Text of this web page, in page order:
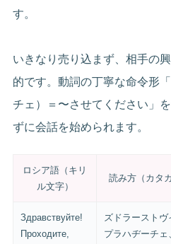
す。
いきなり売り込まず、相手の
的です。動詞の丁寧な命令形
チェ）＝〜させてください」
ずに会話を始められます。
ロシア語（キリ
ル文字）
読み方（カタ
Здравствуйте!
Проходите,
ズドラーストヴ
プラハヂーチェ